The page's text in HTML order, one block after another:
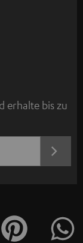
erhalte bis zu
JETZT